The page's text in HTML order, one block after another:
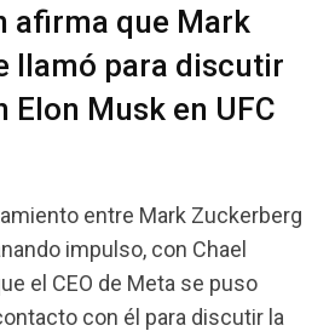
afirma que Mark
llamó para discutir
Elon Musk en UFC
entre Mark Zuckerberg
impulso, con Chael
el CEO de Meta se puso
con él para discutir la